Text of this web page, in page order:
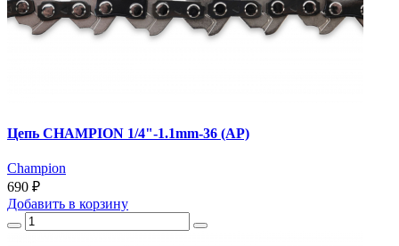
Цепь CHAMPION 1/4"-1.1mm-36 (AP)
Champion
690 ₽
Добавить в корзину